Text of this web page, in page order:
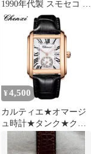
1990年代製 スモセコ グ
リュエン
¥ 4,500
カルティエ★オマージ
ュ時計★タンク★クォ
ーツ★ゴールドケース